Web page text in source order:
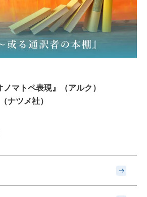
マトペ表現』（アルク）
ナツメ社）